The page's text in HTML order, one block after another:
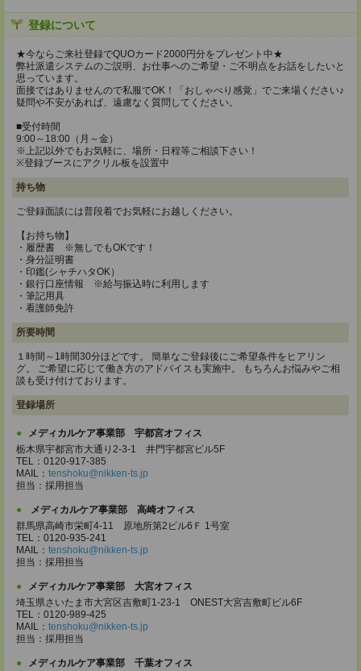
登録について
★今ならご来社登録でQUOカード2000円分をプレゼント中★
弊社派遣システムのご説明、お仕事へのご希望・ご不明点をお話をしたいと
思っています。
面接ではありませんので私服でOK！「おしゃべり感覚」でご来場ください♪
疑問や不安があれば、遠慮なく質問してください。
■受付時間
9:00～18:00（月～金）
※上記以外でもお気軽に、場所・日程等ご相談下さい！
※登録ブースにアクリル板を設置中
持ち物
ご登録面談には普段着でお気軽にお越しください。
【お持ち物】
・履歴書 ※無しでもOKです！
・身分証明書
・印鑑(シャチハタOK）
・銀行口座情報 ※給与振込時に利用します
・筆記用具
・看護師免許
所要時間
１時間～1時間30分ほどです。 簡単なご登録後にご希望条件をヒアリン
グ。 ご希望に応じて働き方のアドバイスも実施中。 もちろんお悩みやご相
談も受け付けております。
登録場所
メディカルケア事業部 宇都宮オフィス
栃木県宇都宮市大通り2-3-1 井門宇都宮ビル5F
TEL：0120-917-385
MAIL： tenshoku@nikken-ts.jp
担当：採用担当
メディカルケア事業部 高崎オフィス
群馬県高崎市栄町4-11 原地所第2ビル6Ｆ 1号室
TEL：0120-935-241
MAIL： tenshoku@nikken-ts.jp
担当：採用担当
メディカルケア事業部 大宮オフィス
埼玉県さいたま市大宮区吉敷町1-23-1 ONEST大宮吉敷町ビル6F
TEL：0120-989-425
MAIL： tenshoku@nikken-ts.jp
担当：採用担当
メディカルケア事業部 千葉オフィス